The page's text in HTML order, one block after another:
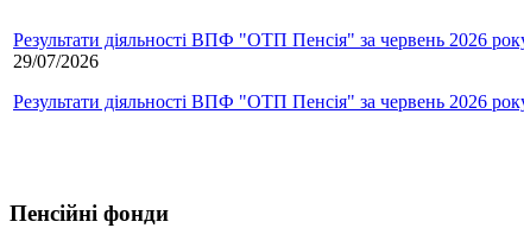
Результати діяльності ВПФ "ОТП Пенсія" за червень 2026
29/07/2026
Результати діяльності ВПФ "ОТП Пенсія" за червень 2026
Пенсійні фонди